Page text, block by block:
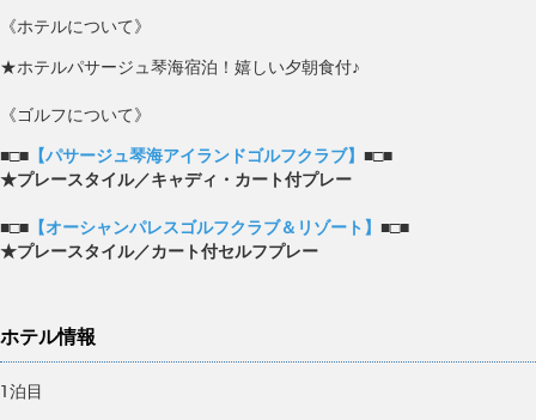
《ホテルについて》
★ホテルパサージュ琴海宿泊！嬉しい夕朝食付♪
《ゴルフについて》
■□■ 【パサージュ琴海アイランドゴルフクラブ】 ■□■
★プレースタイル／キャディ・カート付プレー
■□■ 【オーシャンパレスゴルフクラブ＆リゾート】 ■□■
★プレースタイル／カート付セルフプレー
ホテル情報
1泊目